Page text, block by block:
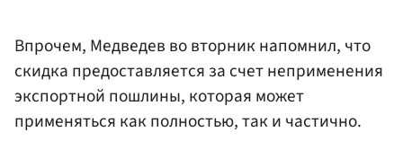
Впрочем, Медведев во вторник напомнил, что
скидка предоставляется за счет неприменения
экспортной пошлины, которая может
применяться как полностью, так и частично.